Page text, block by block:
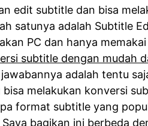
edit subtitle dan bisa
satunya adalah Subtitle
PC dan hanya
subtitle dengan mudah
adalah tentu
melakukan konversi
format subtitle yang
bagikan ini berbeda